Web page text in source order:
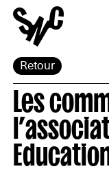
Retour
Les